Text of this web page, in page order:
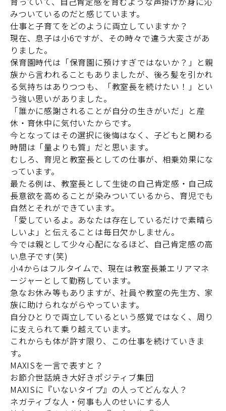
みついているのだと感じています。
仕事と子育てを どのように両立していますか？
現在、息子は小6ですが、その時々で違う大変さがあ
りました。
保育園時代は「保育園に預けすぎではないか？」と親
族から言われることもありましたが、後ろ髪を引かれ
る気持ちはありつつも、「教室長を続けたい！」とい
う強い思いがありました。
「誰かに感謝されることが自分の生きがいだ」と産
休・育休中に気付いたからです。
今となってはその選択に後悔はなく、子どもと関わる
時間は「量よりも質」だと思います。
むしろ、育児と教室長としての仕事が、相乗効果にな
っています。
最たる例は、教室長として生徒の自己肯定感・自己成
長意欲を高めることが染みついているから、育児でも
自然とそれができています。
「愛しているよ。あなたは存在しているだけで素晴ら
しいよ」と伝えることは毎日欠かしません。
今では親として少々心配になるほど、自己肯定感の高
い息子です(笑)
小4からはフルタイムで、現在は教室長兼エリアマネ
ージャーとして勤務しています。
急なお休み等もありますが、社員や教室の先生方、家
族に助けられながらやっています。
自分ひとりで両立しているという感覚ではなく、周り
に支えられて乗り越えています。
これからも体が許す限り、この仕事を続けていきま
す。
MAXISを一言で表すと？
お節介世話焼き大好きポジティブ集団
MAXISに『いないタイプ』の人ってどんな人？
ネガティブな人・何事も人のせいにする人